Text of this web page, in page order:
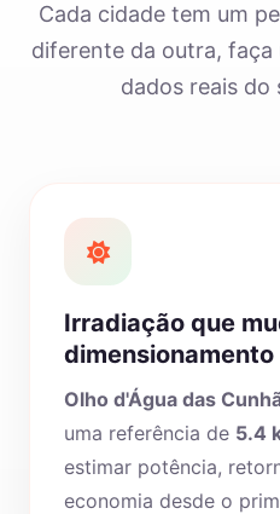
Cada cidade tem um
diferente da outra, faça
dados reais do
Irradiação que
dimensionamento
Olho d'Água das
uma referência de 5.4
estimar potência,
economia desde o